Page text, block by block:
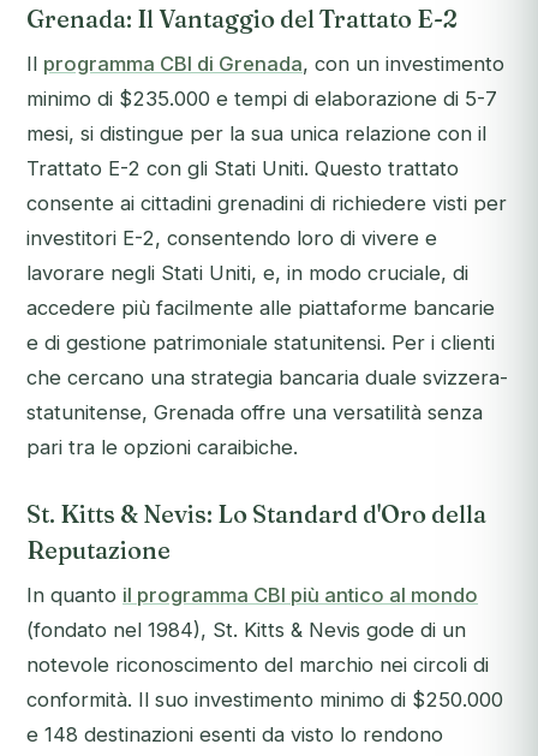
Grenada: Il Vantaggio del Trattato E-2
Il programma CBI di Grenada, con un investimento
minimo di $235.000 e tempi di elaborazione di 5-7
mesi, si distingue per la sua unica relazione con il
Trattato E-2 con gli Stati Uniti. Questo trattato
consente ai cittadini grenadini di richiedere visti per
investitori E-2, consentendo loro di vivere e
lavorare negli Stati Uniti, e, in modo cruciale, di
accedere più facilmente alle piattaforme bancarie
e di gestione patrimoniale statunitensi. Per i clienti
che cercano una strategia bancaria duale svizzera-
statunitense, Grenada offre una versatilità senza
pari tra le opzioni caraibiche.
St. Kitts & Nevis: Lo Standard d'Oro della
Reputazione
In quanto il programma CBI più antico al mondo
(fondato nel 1984), St. Kitts & Nevis gode di un
notevole riconoscimento del marchio nei circoli di
conformità. Il suo investimento minimo di $250.000
e 148 destinazioni esenti da visto lo rendono